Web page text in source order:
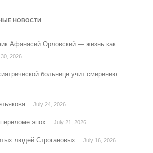
НОВОСТИ
Афанасий Орловский — жизнь как
2026
больнице учит смирению
July 24, 2026
эпох July 21, 2026
людей Строгановых July 16, 2026